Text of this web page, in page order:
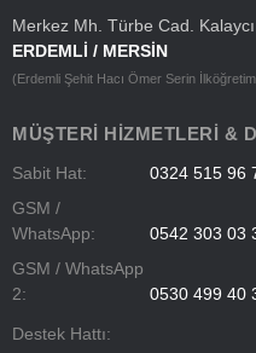
Merkez Mh. Türbe Cad.
ERDEMLİ / MERSİN
(Erdemli Şehit Hacı Ömer Serin
MÜŞTERI HIZMETLERI &
Sabit Hat:
0324 515 96
GSM /
WhatsApp:
0542 303 03
GSM / WhatsApp
2:
0530 499 40
Destek Hattı: